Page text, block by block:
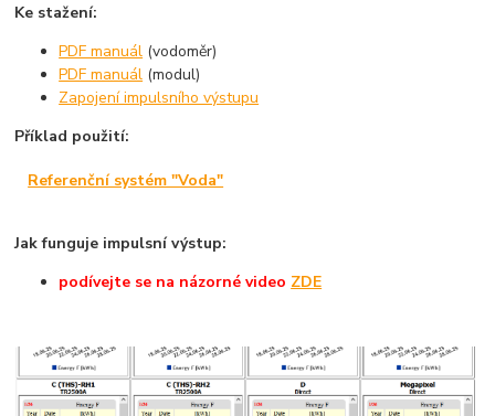
Ke stažení:
PDF manuál (vodoměr)
PDF manuál (modul)
Zapojení impulsního výstupu
Příklad použití:
Referenční systém "Voda"
Jak funguje impulsní výstup:
podívejte se na názornévideo ZDE